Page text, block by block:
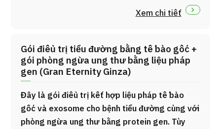
Xem chi tiết
Gói điều trị tiểu đường bằng tế bào gốc +
gói phòng ngừa ung thư bằng liệu pháp
gen (Gran Eternity Ginza)
Đây là gói điều trị kết hợp liệu pháp tế bào
gốc và exosome cho bệnh tiểu đường cùng với
phòng ngừa ung thư bằng protein gen. Tùy